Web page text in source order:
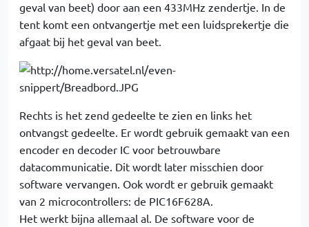
geval van beet) door aan een 433MHz zendertje. In de
tent komt een ontvangertje met een luidsprekertje die
afgaat bij het geval van beet.
Rechts is het zend gedeelte te zien en links het
ontvangst gedeelte. Er wordt gebruik gemaakt van een
encoder en decoder IC voor betrouwbare
datacommunicatie. Dit wordt later misschien door
software vervangen. Ook wordt er gebruik gemaakt
van 2 microcontrollers: de PIC16F628A.
Het werkt bijna allemaal al. De software voor de